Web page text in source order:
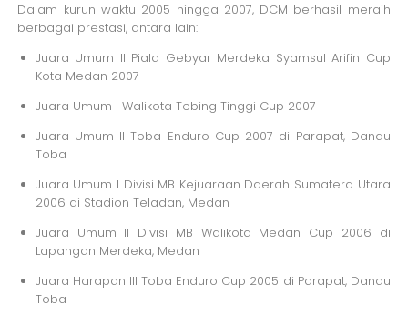
Dalam kurun waktu 2005 hingga 2007, DCM berhasil meraih
berbagai prestasi, antara lain:
Juara Umum II Piala Gebyar Merdeka Syamsul Arifin Cup
Kota Medan 2007
Juara Umum I Walikota Tebing Tinggi Cup 2007
Juara Umum II Toba Enduro Cup 2007 di Parapat, Danau
Toba
Juara Umum I Divisi MB Kejuaraan Daerah Sumatera Utara
2006 di Stadion Teladan, Medan
Juara Umum II Divisi MB Walikota Medan Cup 2006 di
Lapangan Merdeka, Medan
Juara Harapan III Toba Enduro Cup 2005 di Parapat, Danau
Toba